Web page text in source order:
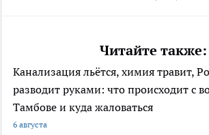
Читайте также:
Канализация льётся, химия травит,
разводит руками: что происходит с
Тамбове и куда жаловаться
6 августа